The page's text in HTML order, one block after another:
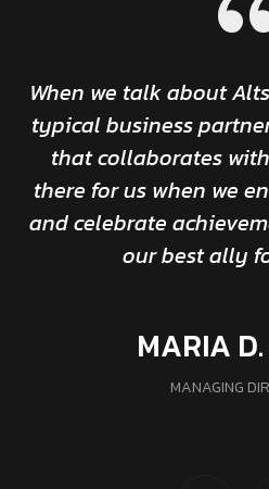
When we talk about
typical business
that collaborates
there for us when we
and celebrate
our best ally
MARIA
MANAGING